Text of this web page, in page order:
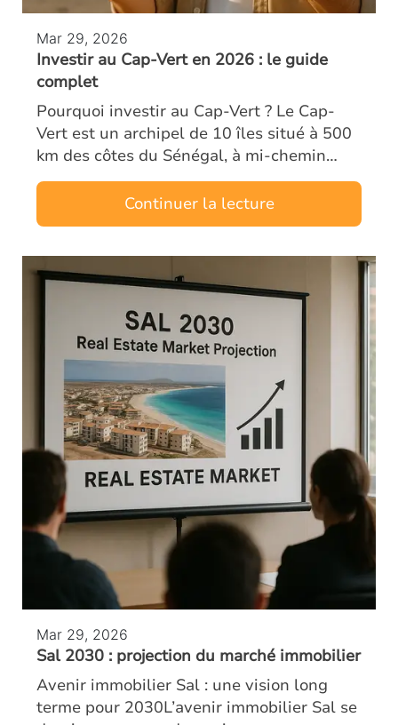
Mar 29, 2026
Investir au Cap-Vert en 2026 : le guide
complet
Pourquoi investir au Cap-Vert ? Le Cap-
Vert est un archipel de 10 îles situé à 500
km des côtes du Sénégal, à mi-chemin
entre l’Europe et le Brésil. Ancien territoire
portugais, le pays bénéficie d’un…
Continuer la lecture
Mar 29, 2026
Sal 2030 : projection du marché immobilier
Avenir immobilier Sal : une vision long
terme pour 2030L’avenir immobilier Sal se